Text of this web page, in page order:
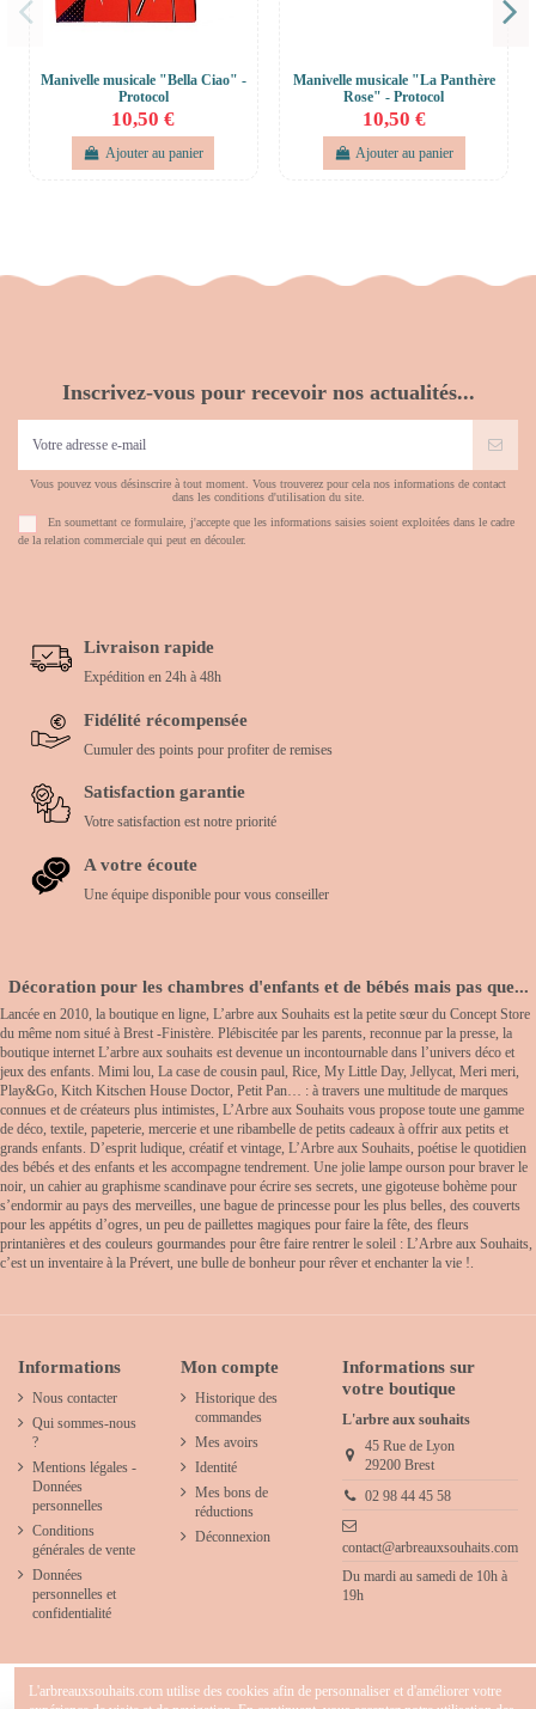
Manivelle musicale "Bella Ciao" -
Protocol
10,50 €
Ajouter au panier
Manivelle musicale "La Panthère
Rose" - Protocol
10,50 €
Ajouter au panier
Inscrivez-vous pour recevoir nos actualités...
Vous pouvez vous désinscrire à tout moment. Vous trouverez pour cela nos informations de contact
dans les conditions d'utilisation du site.
En soumettant ce formulaire, j'accepte que les informations saisies soient exploitées dans le cadre
de la relation commerciale qui peut en découler.
Livraison rapide
Expédition en 24h à 48h
Fidélité récompensée
Cumuler des points pour profiter de remises
Satisfaction garantie
Votre satisfaction est notre priorité
A votre écoute
Une équipe disponible pour vous conseiller
Décoration pour les chambres d'enfants et de bébés mais pas que...
Lancée en 2010, la boutique en ligne, L’arbre aux Souhaits est la petite sœur du Concept Store
du même nom situé à Brest -Finistère. Plébiscitée par les parents, reconnue par la presse, la
boutique internet L’arbre aux souhaits est devenue un incontournable dans l’univers déco et
jeux des enfants. Mimi lou, La case de cousin paul, Rice, My Little Day, Jellycat, Meri meri,
Play&Go, Kitch Kitschen House Doctor, Petit Pan… : à travers une multitude de marques
connues et de créateurs plus intimistes, L’Arbre aux Souhaits vous propose toute une gamme
de déco, textile, papeterie, mercerie et une ribambelle de petits cadeaux à offrir aux petits et
grands enfants. D’esprit ludique, créatif et vintage, L’Arbre aux Souhaits, poétise le quotidien
des bébés et des enfants et les accompagne tendrement. Une jolie lampe ourson pour braver le
noir, un cahier au graphisme scandinave pour écrire ses secrets, une gigoteuse bohème pour
s’endormir au pays des merveilles, une bague de princesse pour les plus belles, des couverts
pour les appétits d’ogres, un peu de paillettes magiques pour faire la fête, des fleurs
printanières et des couleurs gourmandes pour être faire rentrer le soleil : L’Arbre aux Souhaits,
c’est un inventaire à la Prévert, une bulle de bonheur pour rêver et enchanter la vie !.
Informations
Nous contacter
Qui sommes-nous
?
Mentions légales -
Données
personnelles
Conditions
générales de vente
Données
personnelles et
confidentialité
Mon compte
Historique des
commandes
Mes avoirs
Identité
Mes bons de
réductions
Déconnexion
Informations sur
votre boutique
L'arbre aux souhaits
45 Rue de Lyon
29200 Brest
02 98 44 45 58
contact@arbreauxsouhaits.com
Du mardi au samedi de 10h à
19h
L'arbreauxsouhaits.com utilise des cookies afin de personnaliser et d'améliorer votre